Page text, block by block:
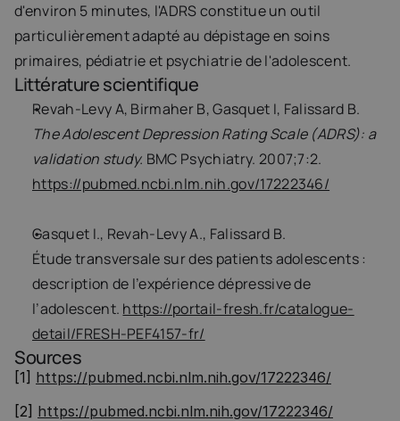
d'environ 5 minutes, l'ADRS constitue un outil
particulièrement adapté au dépistage en soins
primaires, pédiatrie et psychiatrie de l'adolescent.
Littérature scientifique
Revah-Levy A, Birmaher B, Gasquet I, Falissard B.
The Adolescent Depression Rating Scale (ADRS): a
validation study.
https://pubmed.ncbi.nlm.nih.gov/17222346/
Gasquet I., Revah-Levy A., Falissard B.
Étude transversale sur des patients adolescents :
description de l’expérience dépressive de
l’adolescent. https://portail-fresh.fr/catalogue-
detail/FRESH-PEF4157-fr/
Sources
[1] https://pubmed.ncbi.nlm.nih.gov/17222346/
[2] https://pubmed.ncbi.nlm.nih.gov/17222346/